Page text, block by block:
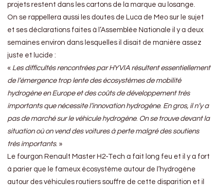
projets restent dans les cartons de la marque au losange.
On se rappellera aussi les doutes de Luca de Meo sur le sujet
et ses déclarations faites à l’Assemblée Nationale il y a deux
semaines environ dans lesquelles il disait de manière assez
juste et lucide :
« Les difficultés rencontrées par HYVIA résultent essentiellement
de l’émergence trop lente des écosystèmes de mobilité
hydrogène en Europe et des coûts de développement très
importants que nécessite l’innovation hydrogène. En gros, il n’y a
pas de marché sur le véhicule hydrogène. On se trouve devant la
situation où on vend des voitures à perte malgré des soutiens
très importants. »
Le fourgon Renault Master H2-Tech a fait long feu et il y a fort
à parier que le fameux écosystème autour de l’hydrogène
autour des véhicules routiers souffre de cette disparition et il